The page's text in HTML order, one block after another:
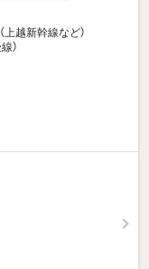
上越新幹線など）
）